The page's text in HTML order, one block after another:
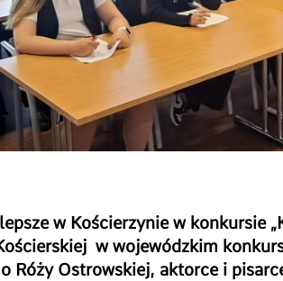
w Kościerzynie w konkursie
w wojewódzkim
Róży Ostrowskiej, aktorce i